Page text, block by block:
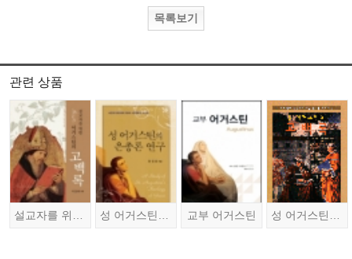
목록보기
관련 상품
설교자를 위한 어거스틴의 고백록 성 어거스틴의 은총론 연구 교부 어거스틴 성 어거스틴의 고백록